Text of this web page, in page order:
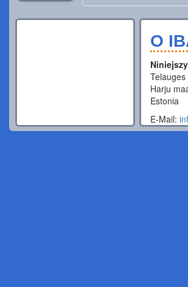
O
Telauges
Harju
Estonia
E-Mail: